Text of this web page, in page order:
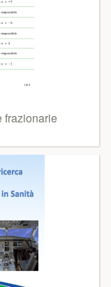
frazionarie